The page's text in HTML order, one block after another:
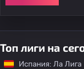
Топ лиги на
Испания: Ла Лига